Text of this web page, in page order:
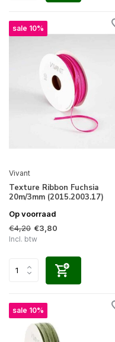
sale 10%
Vivant
Texture Ribbon Fuchsia
20m/3mm (2015.2003.17)
Op voorraad
€4,20 €3,80
Incl. btw
sale 10%